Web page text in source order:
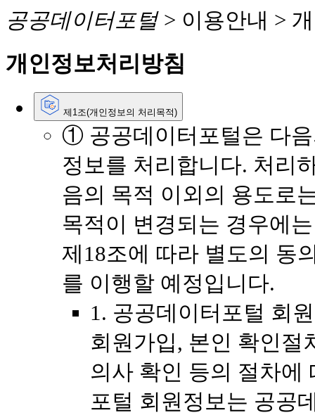
공공데이터포털> 이용안내 >
개인정보처리방침
제1조(개인정보의 처리목적)
① 공공데이터포털은 다
정보를 처리합니다. 처리
음의 목적 이외의 용도로
목적이 변경되는 경우에
제18조에 따라 별도의 동
를 이행할 예정입니다.
1. 공공데이터포털 회
회원가입, 본인 확인절
의사 확인 등의 절차에
포털 회원정보는 공공